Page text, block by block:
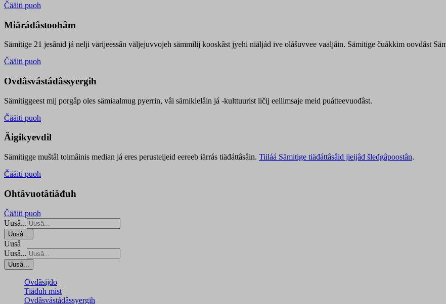
Čääiti puoh
Miärádâstoohâm
Sämitige 21 jesânid já nelji värijeessân väljejuvvojeh sämmilij kooskâst jyehi niäljád ive olášuvvee vaaljâin. Sämitige čuákkim oovdâst
Čääiti puoh
Ovdâsvástádâssyergih
Sämitiggeest mij porgâp oles sämiaalmug pyerrin, vâi sämikielâin já -kulttuurist ličij eellimsaje meid puátteevuođâst.
Čääiti puoh
Äigikyevdil
Sämitigge muštâl toimâinis median já eres perusteijeid eereeb iärrás tiäđáttâsâin. Tiiláá Sämitige tiäđáttâsâid jieijâd šleđgâpoostân.
Čääiti puoh
Ohtâvuotâtiäđuh
Čääiti puoh
Uusâ...
Uusâ...
Uusâ
Uusâ...
Uusâ...
Ovdâsijđo
Tiäđuh mist
Ovdâsvástádâssyergih